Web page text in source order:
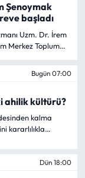
Şenoymak
başladı
Uzm. Dr. İrem
Merkez Toplum
Bugün 07:00
ahilik kültürü?
kalma
kararlılıkla
anlayışının da
Dün 18:00